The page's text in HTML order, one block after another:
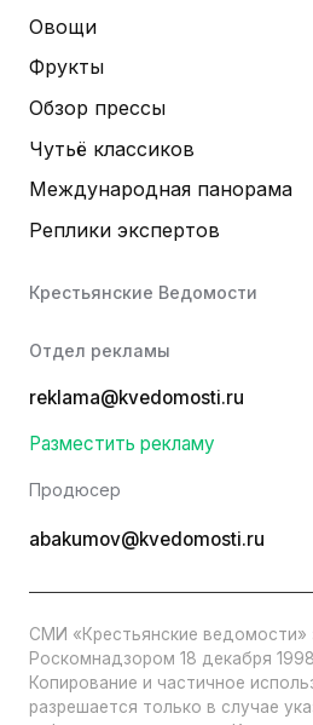
Овощи
Фрукты
Обзор прессы
Чутьё классиков
Международная панорама
Реплики экспертов
Крестьянские Ведомости
Отдел рекламы
reklama@kvedomosti.ru
Разместить рекламу
Продюсер
abakumov@kvedomosti.ru
СМИ «Крестьянские ведомости»
Роскомнадзором 18 декабря
Копирование и частичное
разрешается только в случае